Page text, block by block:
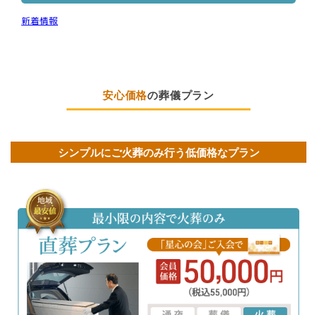
新着情報
安心価格の葬儀プラン
シンプルにご火葬のみ行う低価格なプラン